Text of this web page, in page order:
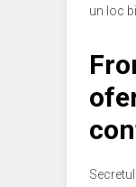
un loc